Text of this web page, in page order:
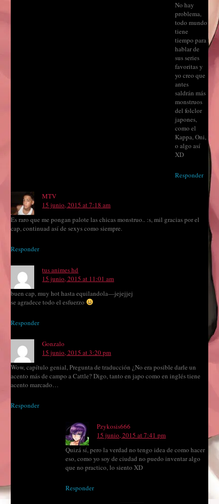
No hay
problema,
todo mundo
tiene
tiempo para
hablar de
sus series
favoritas y
yo creo que
antes
saldrán más
monstruos
del folclor
japones,
como el
Kappa, Oni,
o algo así
XD
Responder
MTV
15 junio, 2015 at 7:18 am
Es raro que me pongan palote las chicas monstruo.. :s, mil gracias por el
cap, continuad así de sexys como siempre.
Responder
tus animes hd
15 junio, 2015 at 11:01 am
buen cap, muy hot hasta equilandola—jejejjej
se agradece todo el esfuerzo
Responder
Gonzalo
15 junio, 2015 at 3:20 pm
Wow, capítulo genial, Pregunta de traducción ¿No era posible darle un
acento más de campo a Cattle? Digo, tanto en japo como en inglés tiene
acento marcado…
Responder
Pzykosis666
15 junio, 2015 at 7:41 pm
Quizá sí, pero la verdad no tengo idea de como hacer
eso, como yo soy de ciudad no puedo inventar algo
que no practico, lo siento XD
Responder